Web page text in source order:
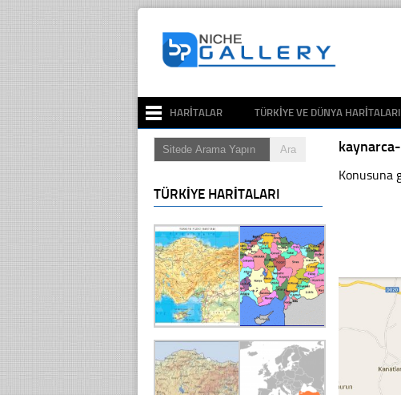
HARITALAR TÜRKIYE VE DÜNYA HARITALARI
Konusuna
TÜRKIYE HARITALARI